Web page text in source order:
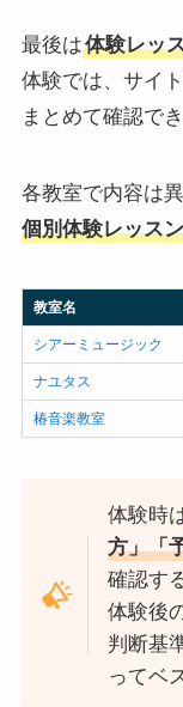
最後は体験レッ
体験では、サイ
まとめて確認でき
各教室で内容は
個別体験レッス
教室名
シアーミュージック
ナユタス
椿音楽教室
体験時
方」「
確認す
体験後
判断基
ってベ